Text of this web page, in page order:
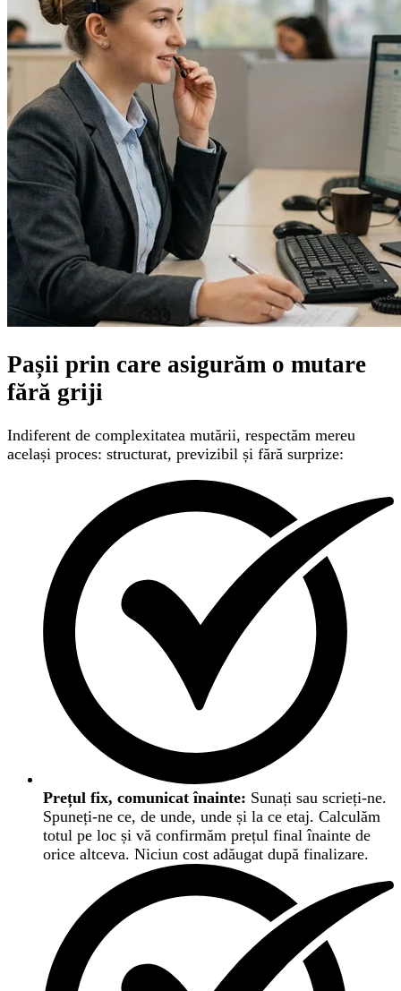
Pașii prin care asigurăm o mutare
fără griji
Indiferent de complexitatea mutării, respectăm mereu
același proces: structurat, previzibil și fără surprize:
Prețul fix, comunicat înainte: Sunați sau scrieți-ne.
Spuneți-ne ce, de unde, unde și la ce etaj. Calculăm
totul pe loc și vă confirmăm prețul final înainte de
orice altceva. Niciun cost adăugat după finalizare.